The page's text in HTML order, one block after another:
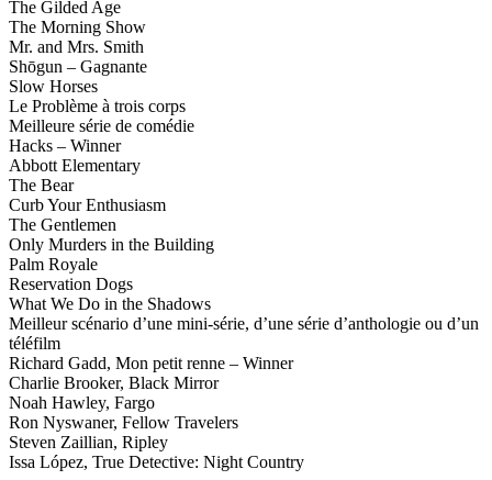
The Gilded Age
The Morning Show
Mr. and Mrs. Smith
Shōgun – Gagnante
Slow Horses
Le Problème à trois corps
Meilleure série de comédie
Hacks – Winner
Abbott Elementary
The Bear
Curb Your Enthusiasm
The Gentlemen
Only Murders in the Building
Palm Royale
Reservation Dogs
What We Do in the Shadows
Meilleur scénario d’une mini-série, d’une série d’anthologie ou d’un
téléfilm
Richard Gadd, Mon petit renne – Winner
Charlie Brooker, Black Mirror
Noah Hawley, Fargo
Ron Nyswaner, Fellow Travelers
Steven Zaillian, Ripley
Issa López, True Detective: Night Country